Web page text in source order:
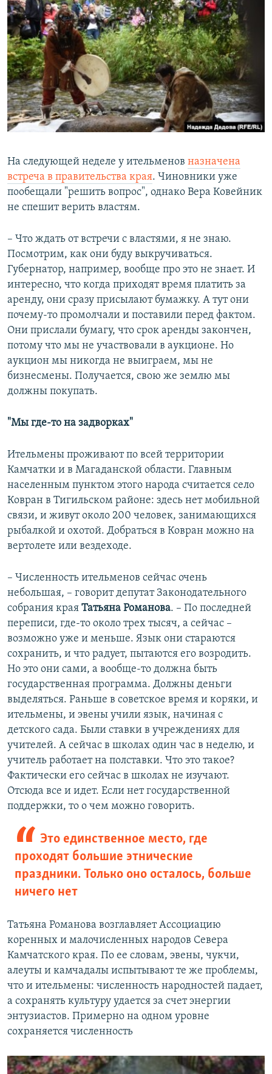
На следующей неделе у ительменов назначена
встреча в правительства края. Чиновники уже
пообещали "решить вопрос", однако Вера Ковейник
не спешит верить властям.
– Что ждать от встречи с властями, я не знаю.
Посмотрим, как они буду выкручиваться.
Губернатор, например, вообще про это не знает. И
интересно, что когда приходят время платить за
аренду, они сразу присылают бумажку. А тут они
почему-то промолчали и поставили перед фактом.
Они прислали бумагу, что срок аренды закончен,
потому что мы не участвовали в аукционе. Но
аукцион мы никогда не выиграем, мы не
бизнесмены. Получается, свою же землю мы
должны покупать.
"Мы где-то на задворках"
Ительмены проживают по всей территории
Камчатки и в Магаданской области. Главным
населенным пунктом этого народа считается село
Ковран в Тигильском районе: здесь нет мобильной
связи, и живут около 200 человек, занимающихся
рыбалкой и охотой. Добраться в Ковран можно на
вертолете или вездеходе.
– Численность ительменов сейчас очень
небольшая, – говорит депутат Законодательного
собрания края Татьяна Романова. – По последней
переписи, где-то около трех тысяч, а сейчас –
возможно уже и меньше. Язык они стараются
сохранить, и что радует, пытаются его возродить.
Но это они сами, а вообще-то должна быть
государственная программа. Должны деньги
выделяться. Раньше в советское время и коряки, и
ительмены, и эвены учили язык, начиная с
детского сада. Были ставки в учреждениях для
учителей. А сейчас в школах один час в неделю, и
учитель работает на полставки. Что это такое?
Фактически его сейчас в школах не изучают.
Отсюда все и идет. Если нет государственной
поддержки, то о чем можно говорить.
Это единственное место, где
проходят большие этнические
праздники. Только оно осталось, больше
ничего нет
Татьяна Романова возглавляет Ассоциацию
коренных и малочисленных народов Севера
Камчатского края. По ее словам, эвены, чукчи,
алеуты и камчадалы испытывают те же проблемы,
что и ительмены: численность народностей падает,
а сохранять культуру удается за счет энергии
энтузиастов. Примерно на одном уровне
сохраняется численность